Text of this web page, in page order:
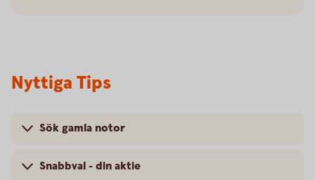
Nyttiga Tips
Sök gamla notor
Snabbval - din aktie